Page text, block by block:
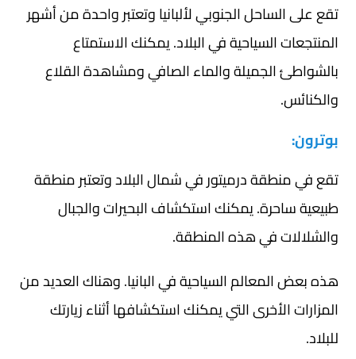
تقع على الساحل الجنوبي لألبانيا وتعتبر واحدة من أشهر
المنتجعات السياحية في البلاد. يمكنك الاستمتاع
بالشواطئ الجميلة والماء الصافي ومشاهدة القلاع
والكنائس.
بوترون:
تقع في منطقة درميتور في شمال البلاد وتعتبر منطقة
طبيعية ساحرة. يمكنك استكشاف البحيرات والجبال
والشلالات في هذه المنطقة.
هذه بعض المعالم السياحية في البانيا. وهناك العديد من
المزارات الأخرى التي يمكنك استكشافها أثناء زيارتك
للبلاد.